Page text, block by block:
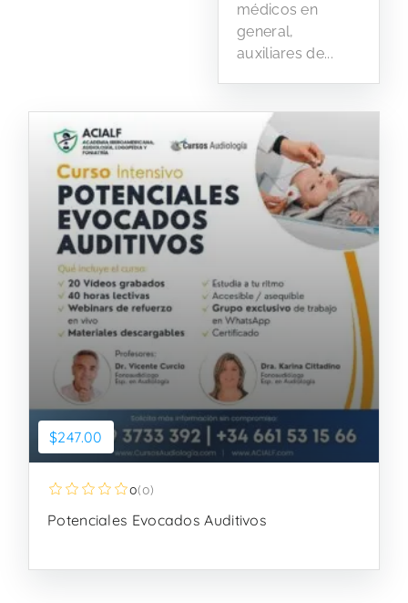
médicos en
general,
auxiliares de...
$247.00
0(0)
Potenciales Evocados Auditivos